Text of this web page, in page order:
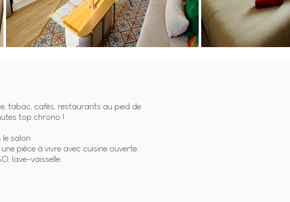
tabac, cafés, restaurants au pied de
top chrono !
salon
pièce à vivre avec cuisine ouverte.
lave-vaisselle.